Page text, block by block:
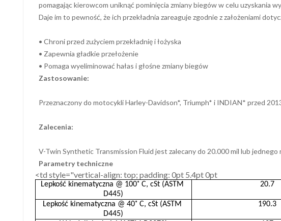
pomagając kierowcom uniknąć pominięcia zmiany biegów w celu uzyskania
Daje im to pewność, że ich przekładnia zareaguje zgodnie z założeniami
• Chroni przed zużyciem przekładnię i łożyska
• Zapewnia gładkie przełożenie
• Pomaga wyeliminować hałas i głośne zmiany biegów
Zastosowanie:
Przeznaczony do motocykli Harley-Davidson*, Triumph* i INDIAN* przed
Zalecenia:
V-Twin Synthetic Transmission Fluid jest zalecany do 20.000 mil lub
Parametry techniczne
<td style="vertical-align: top; padding: 0pt 5.4pt 0pt
Lepkość kinematyczna @ 100˚ C, cSt (ASTM
D445)
20.7
Lepkość kinematyczna @ 40˚ C, cSt (ASTM
D445)
190.3